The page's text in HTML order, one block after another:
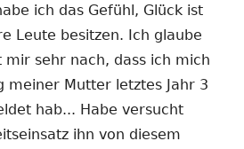
ich das Gefühl, Glück ist
Leute besitzen. Ich glaube
sehr nach, dass ich mich
meiner Mutter letztes Jahr 3
hab... Habe versucht
ihn von diesem